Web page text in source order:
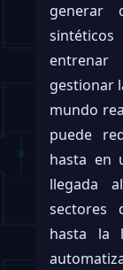
generar
gestionar
mundo
puede
hasta en
llegada
sectores
hasta la